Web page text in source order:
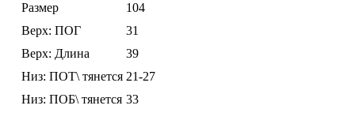
Размер
104
Верх: ПОГ
31
Верх: Длина
39
Низ: ПОТ\ тянется 21-27
Низ: ПОБ\ тянется 33